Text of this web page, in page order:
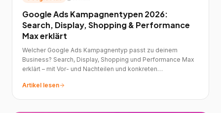
Google Ads Kampagnentypen 2026:
Search, Display, Shopping & Performance
Max erklärt
Welcher Google Ads Kampagnentyp passt zu deinem
Business? Search, Display, Shopping und Performance Max
erklärt – mit Vor- und Nachteilen und konkreten
Artikel lesen